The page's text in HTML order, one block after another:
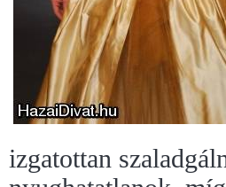
izgatottan